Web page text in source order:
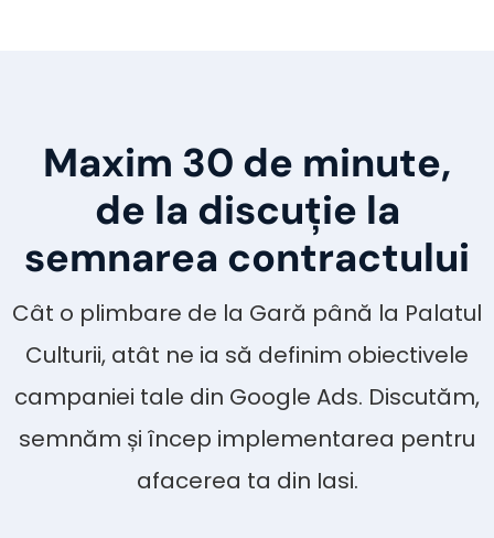
Maxim 30 de minute,
de la discuție la
semnarea contractului
Cât o plimbare de la Gară până la Palatul
Culturii, atât ne ia să definim obiectivele
campaniei tale din Google Ads. Discutăm,
semnăm și încep implementarea pentru
afacerea ta din Iasi.